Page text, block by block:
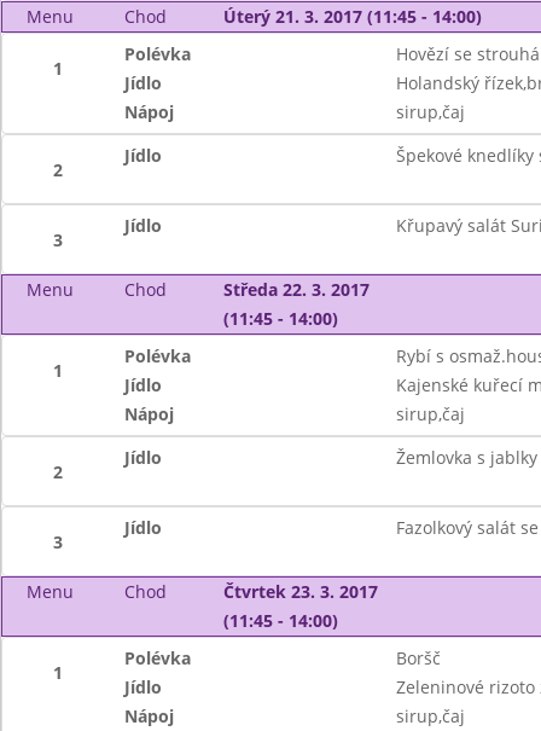
Menu Chod Úterý 21. 3. 2017 (11:45 - 14:00)
1
Polévka
Hovězí se
Jídlo
Holandský
Nápoj
sirup,čaj
2
Jídlo Špekové
3
Jídlo Křupavý salát
Menu Chod
Středa 22. 3. 2017
(11:45 - 14:00)
1
Polévka
Rybí s
Jídlo
Kajenské kuřecí
Nápoj
sirup,čaj
2
Jídlo Žemlovka s
3
Jídlo Fazolkový salát
Menu Chod
Čtvrtek 23. 3. 2017
(11:45 - 14:00)
1
Polévka
Boršč
Jídlo
Zeleninové
Nápoj
sirup,čaj